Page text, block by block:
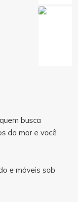
busca
do mar e você
e móveis sob